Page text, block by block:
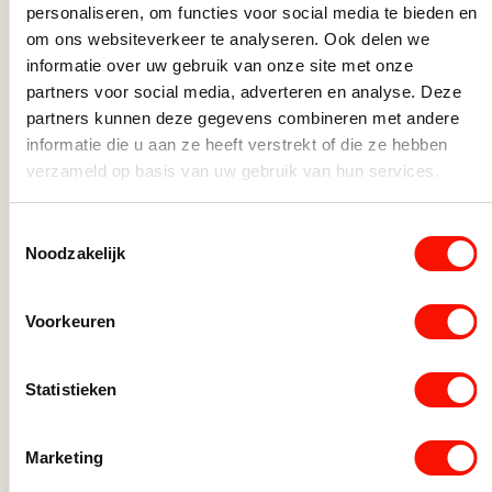
personaliseren, om functies voor social media te bieden en
om ons websiteverkeer te analyseren. Ook delen we
informatie over uw gebruik van onze site met onze
partners voor social media, adverteren en analyse. Deze
partners kunnen deze gegevens combineren met andere
informatie die u aan ze heeft verstrekt of die ze hebben
verzameld op basis van uw gebruik van hun services.
Noodzakelijk
Voorkeuren
Statistieken
Marketing
Hoogte (cm) 180
Breedte (cm) 45
Moderne hanglampen
Ronde Hanglampen
Verstelbare Hanglampen
Zwarte hanglampen
Keukenlampen
Hanglamp Scala 3L op balk
dtw